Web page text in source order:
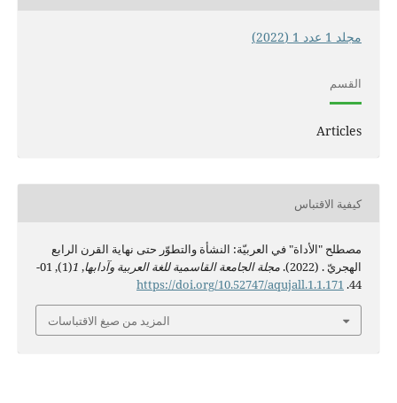
مجلد 1 عدد 1 (2022)
القسم
Articles
كيفية الاقتباس
مصطلح "الأداة" في العربيّة: النشأة والتطوّر حتى نهاية القرن الرابع
الهجريّ . (2022).
مجلة الجامعة القاسمية للغة العربية وآدابها,
1
(1), 01-
44.
https://doi.org/10.52747/aqujall.1.1.171
المزيد من صيغ الاقتباسات